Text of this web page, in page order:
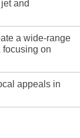
and
a wide-range
focusing on
appeals in